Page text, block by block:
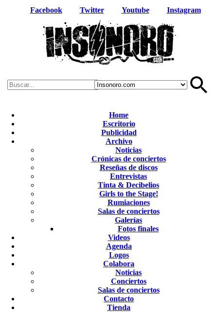
Facebook Twitter Youtube Instagram
Home
Escritorio
Publicidad
Archivo
Noticias
Crónicas de conciertos
Reseñas de discos
Entrevistas
Tinta & Decibelios
Girls to the Stage!
Rumiaciones
Salas de conciertos
Galerías
Fotos finales
Videos
Agenda
Logos
Colabora
Noticias
Conciertos
Salas de conciertos
Contacto
Tienda